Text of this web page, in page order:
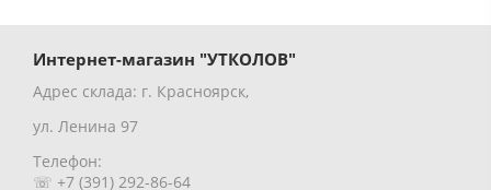
Интернет-магазин "УТКОЛОВ"
Адрес склада: г. Красноярск,
ул. Ленина 97
Телефон:
☏ +7 (391) 292-86-64